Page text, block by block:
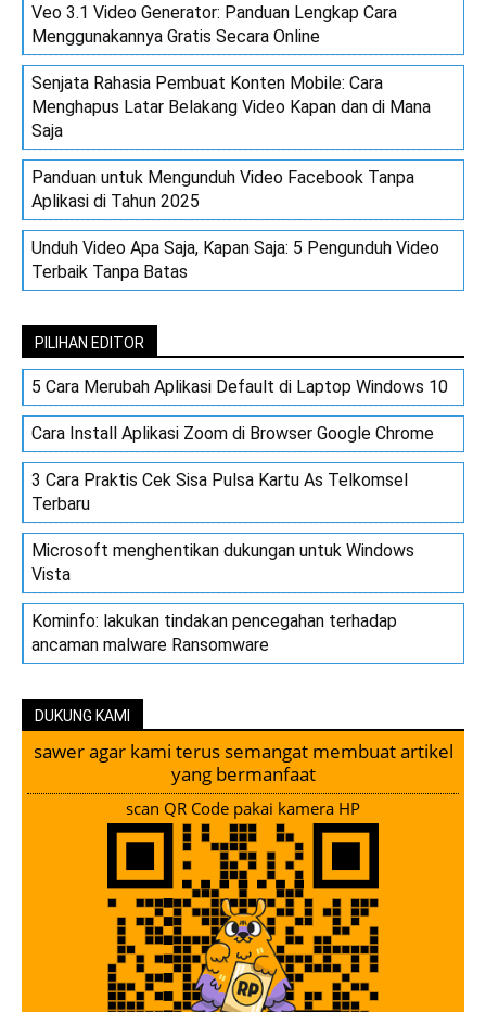
Veo 3.1 Video Generator: Panduan Lengkap Cara
Menggunakannya Gratis Secara Online
Senjata Rahasia Pembuat Konten Mobile: Cara
Menghapus Latar Belakang Video Kapan dan di Mana
Saja
Panduan untuk Mengunduh Video Facebook Tanpa
Aplikasi di Tahun 2025
Unduh Video Apa Saja, Kapan Saja: 5 Pengunduh Video
Terbaik Tanpa Batas
PILIHAN EDITOR
5 Cara Merubah Aplikasi Default di Laptop Windows 10
Cara Install Aplikasi Zoom di Browser Google Chrome
3 Cara Praktis Cek Sisa Pulsa Kartu As Telkomsel
Terbaru
Microsoft menghentikan dukungan untuk Windows
Vista
Kominfo: lakukan tindakan pencegahan terhadap
ancaman malware Ransomware
DUKUNG KAMI
sawer agar kami terus semangat membuat artikel
yang bermanfaat
scan QR Code pakai kamera HP